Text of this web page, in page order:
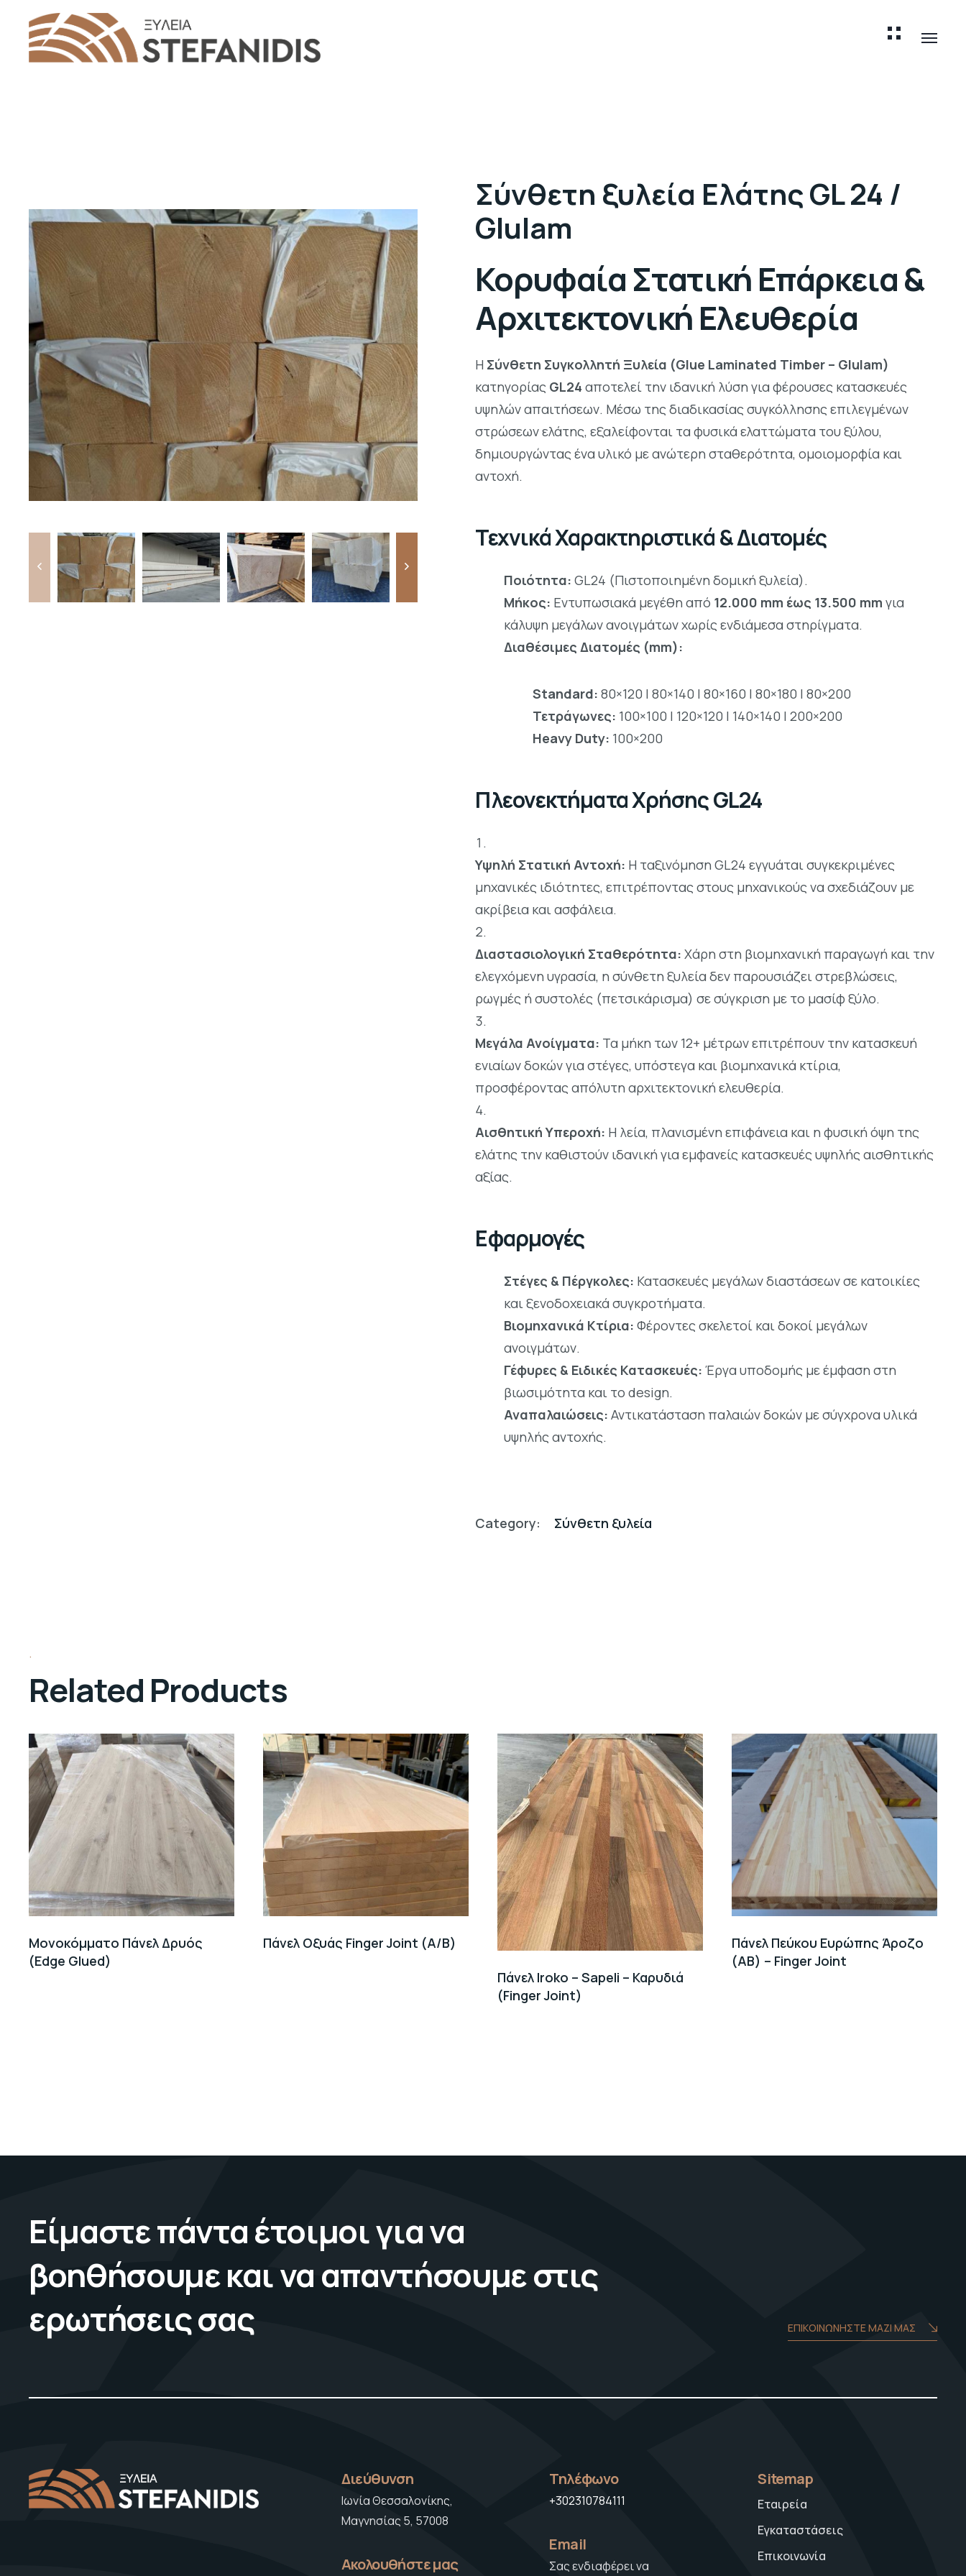
Σύνθετη ξυλεία Ελάτης GL 24 /
Glulam
Κορυφαία Στατική Επάρκεια &
Αρχιτεκτονική Ελευθερία
Η Σύνθετη Συγκολλητή Ξυλεία (Glue Laminated Timber – Glulam)
κατηγορίας GL24 αποτελεί την ιδανική λύση για φέρουσες κατασκευές
υψηλών απαιτήσεων. Μέσω της διαδικασίας συγκόλλησης επιλεγμένων
στρώσεων ελάτης, εξαλείφονται τα φυσικά ελαττώματα του ξύλου,
δημιουργώντας ένα υλικό με ανώτερη σταθερότητα, ομοιομορφία και
αντοχή.
Τεχνικά Χαρακτηριστικά & Διατομές
Ποιότητα: GL24 (Πιστοποιημένη δομική ξυλεία).
Μήκος: Εντυπωσιακά μεγέθη από 12.000 mm έως 13.500 mm για
κάλυψη μεγάλων ανοιγμάτων χωρίς ενδιάμεσα στηρίγματα.
Διαθέσιμες Διατομές (mm):
Standard: 80×120 | 80×140 | 80×160 | 80×180 | 80×200
Τετράγωνες: 100×100 | 120×120 | 140×140 | 200×200
Heavy Duty: 100×200
Πλεονεκτήματα Χρήσης GL24
Υψηλή Στατική Αντοχή: Η ταξινόμηση GL24 εγγυάται συγκεκριμένες
μηχανικές ιδιότητες, επιτρέποντας στους μηχανικούς να σχεδιάζουν με
ακρίβεια και ασφάλεια.
Διαστασιολογική Σταθερότητα: Χάρη στη βιομηχανική παραγωγή και την
ελεγχόμενη υγρασία, η σύνθετη ξυλεία δεν παρουσιάζει στρεβλώσεις,
ρωγμές ή συστολές (πετσικάρισμα) σε σύγκριση με το μασίφ ξύλο.
Μεγάλα Ανοίγματα: Τα μήκη των 12+ μέτρων επιτρέπουν την κατασκευή
ενιαίων δοκών για στέγες, υπόστεγα και βιομηχανικά κτίρια,
προσφέροντας απόλυτη αρχιτεκτονική ελευθερία.
Αισθητική Υπεροχή: Η λεία, πλανισμένη επιφάνεια και η φυσική όψη της
ελάτης την καθιστούν ιδανική για εμφανείς κατασκευές υψηλής αισθητικής
αξίας.
Εφαρμογές
Στέγες & Πέργκολες: Κατασκευές μεγάλων διαστάσεων σε κατοικίες
και ξενοδοχειακά συγκροτήματα.
Βιομηχανικά Κτίρια: Φέροντες σκελετοί και δοκοί μεγάλων
ανοιγμάτων.
Γέφυρες & Ειδικές Κατασκευές: Έργα υποδομής με έμφαση στη
βιωσιμότητα και το design.
Αναπαλαιώσεις: Αντικατάσταση παλαιών δοκών με σύγχρονα υλικά
υψηλής αντοχής.
Category: Σύνθετη ξυλεία
Related Products
Μονοκόμματο Πάνελ Δρυός
(Edge Glued)
Πάνελ Οξυάς Finger Joint (A/B)
Πάνελ Iroko – Sapeli – Καρυδιά
(Finger Joint)
Πάνελ Πεύκου Ευρώπης Άροζο
(AB) – Finger Joint
Είμαστε πάντα έτοιμοι για να
βοηθήσουμε και να απαντήσουμε στις
ερωτήσεις σας
ΕΠΙΚΟΙΝΩΝΗΣΤΕ ΜΑΖΙ ΜΑΣ
Διεύθυνση
Ιωνία Θεσσαλονίκης,
Μαγνησίας 5, 57008
Ακολουθήστε μας
Τηλέφωνο
+302310784111
Email
Σας ενδιαφέρει να
Sitemap
Εταιρεία
Εγκαταστάσεις
Επικοινωνία